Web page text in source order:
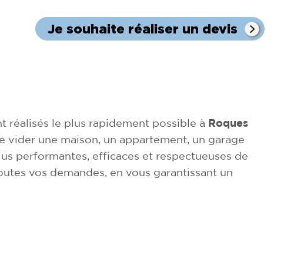
Je souhaite réaliser un devis
le plus rapidement possible à
Roques
vider une maison, un appartement, un garage
performantes, efficaces et respectueuses de
vos demandes, en vous garantissant un